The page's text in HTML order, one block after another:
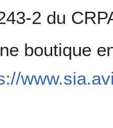
2 du
boutique